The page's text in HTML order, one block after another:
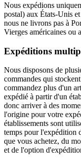
Nous expédions
postal) aux États-Unis
nous ne livrons pas à
Vierges américaines ou
Expéditions
Nous disposons de
commandes qui
commandez plus d'un
expédié à partir d'un
donc arriver à des
l'origine pour votre
établissements sont
temps pour l'expédition
que vous achetez, du
et de l'option